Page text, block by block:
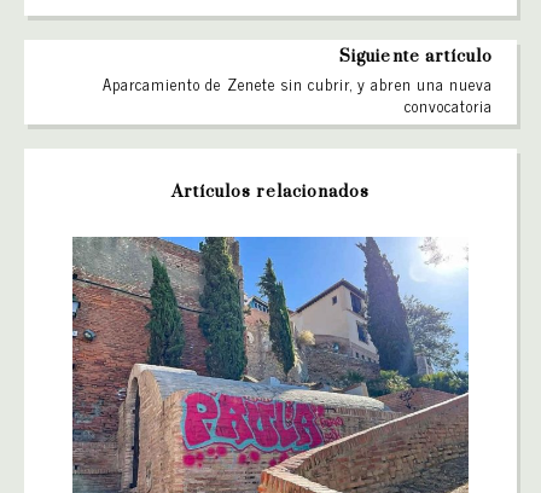
Siguiente artículo
Aparcamiento de Zenete sin cubrir, y abren una nueva
convocatoria
Artículos relacionados